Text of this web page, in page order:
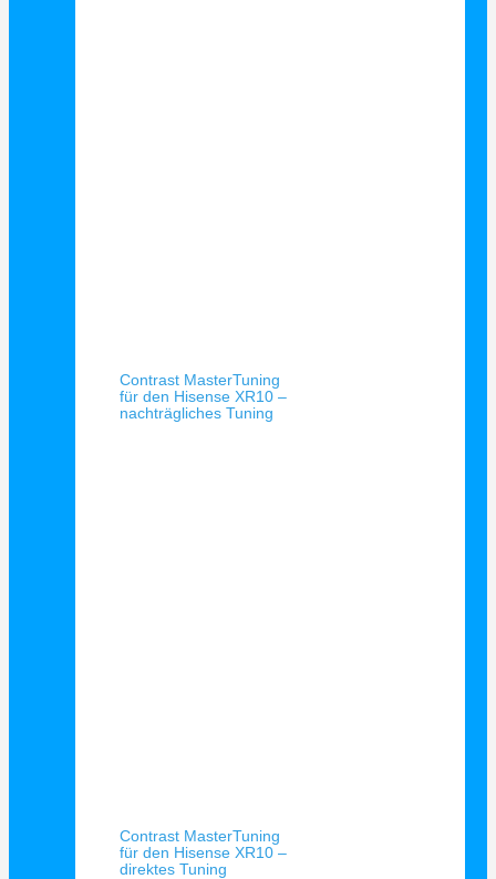
Contrast MasterTuning
für den Hisense XR10 –
nachträgliches Tuning
Contrast MasterTuning
für den Hisense XR10 –
direktes Tuning